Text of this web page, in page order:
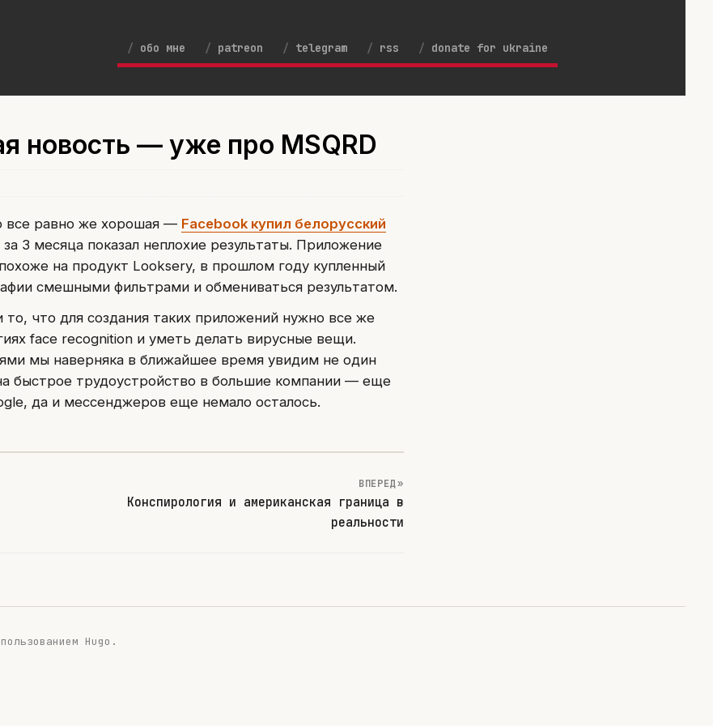
обо мне patreon telegram rss donate for ukraine
новость — уже про MSQRD
все равно же хорошая — Facebook купил белорусский
3 месяца показал неплохие результаты. Приложение
на продукт Looksery, в прошлом году купленный
смешными фильтрами и обмениваться результатом.
что для создания таких приложений нужно все же
face recognition и уметь делать вирусные вещи.
мы наверняка в ближайшее время увидим не один
быстрое трудоустройство в большие компании — еще
да и мессенджеров еще немало осталось.
ВПЕРЕД »
Конспирология и американская граница в
реальности
Hugo .